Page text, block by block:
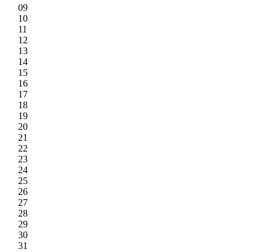
09
10
11
12
13
14
15
16
17
18
19
20
21
22
23
24
25
26
27
28
29
30
31